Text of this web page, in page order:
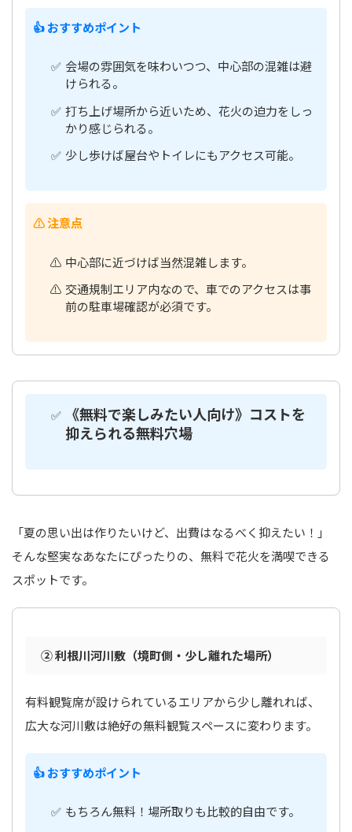
👍 おすすめポイント
会場の雰囲気を味わいつつ、中心部の混雑は避
けられる。
打ち上げ場所から近いため、花火の迫力をしっ
かり感じられる。
少し歩けば屋台やトイレにもアクセス可能。
⚠️ 注意点
中心部に近づけば当然混雑します。
交通規制エリア内なので、車でのアクセスは事
前の駐車場確認が必須です。
《無料で楽しみたい人向け》コストを
抑えられる無料穴場
「夏の思い出は作りたいけど、出費はなるべく抑えたい！」
そんな堅実なあなたにぴったりの、無料で花火を満喫できる
スポットです。
② 利根川河川敷（境町側・少し離れた場所）
有料観覧席が設けられているエリアから少し離れれば、
広大な河川敷は絶好の無料観覧スペースに変わります。
👍 おすすめポイント
もちろん無料！場所取りも比較的自由です。